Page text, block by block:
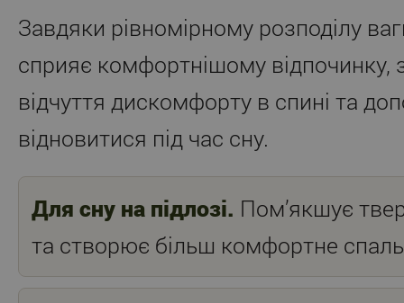
Завдяки рівномірному розподілу
сприяє комфортнішому відпочинку,
відчуття дискомфорту в спині та
відновитися під час сну.
Для сну на підлозі. Пом’якшує
та створює більш комфортне